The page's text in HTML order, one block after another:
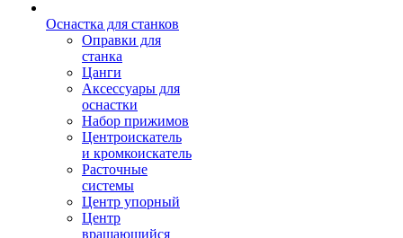
Оснастка для станков
Оправки для
станка
Цанги
Аксессуары для
оснастки
Набор прижимов
Центроискатель
и кромкоискатель
Расточные
системы
Центр упорный
Центр
вращающийся